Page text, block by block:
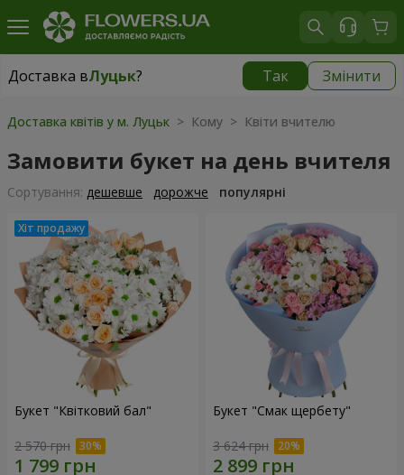
Доставка вЛуцьк? Так Змінити
Доставка вЛуцьк|
Доставка квітів у м. Луцьк > Кому > Квіти вчителю
Замовити букет на день вчителя
Сортування: дешевше дорожче популярні
Букет "Квітковий бал"
2 570 грн
Букет "Смак щербету"
3 624 грн